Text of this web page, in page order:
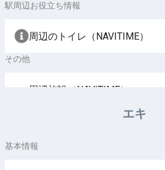
駅周辺お役立ち情報
周辺のトイレ（NAVITIME）
その他
周辺施設（NAVITIME）
エキ
基本情報